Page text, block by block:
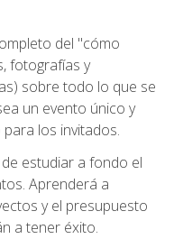
del "cómo
fotografías y
sobre todo lo que se
un evento único y
los invitados.
estudiar a fondo el
Aprenderá a
y el presupuesto
a tener éxito.